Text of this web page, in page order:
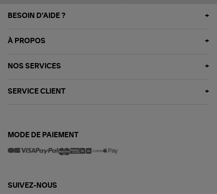
BESOIN D'AIDE ?
À PROPOS
NOS SERVICES
SERVICE CLIENT
MODE DE PAIEMENT
SUIVEZ-NOUS